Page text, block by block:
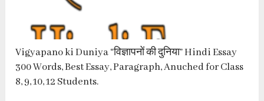
Vigyapano ki Duniya “विज्ञापनों की दुनिया” Hindi Essay
300 Words, Best Essay, Paragraph, Anuched for Class
8, 9, 10, 12 Students.